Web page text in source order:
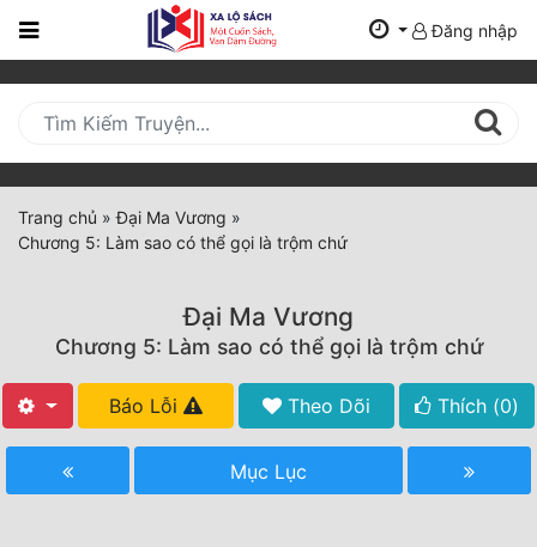
Trang
Mới
Cập
Nhật
(current)
Tất Cả
Hoàn Thành
Đăng nhập
Trang chủ »Đại Ma Vương »
Chương 5: Làm sao có thể gọi là trộm chứ
Đại Ma Vương
Chương 5: Làm sao có thể gọi là trộm chứ
Báo Lỗi Theo Dõi Thích (0)
Mục Lục